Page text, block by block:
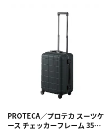
PROTECA／プロテカ スーツケ
ース チェッカーフレーム 35リ